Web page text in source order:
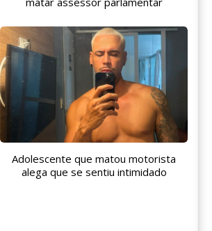
Adolescente que matou motorista
alega que se sentiu intimidado